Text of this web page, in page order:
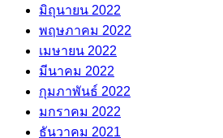
มิถุนายน 2022
พฤษภาคม 2022
เมษายน 2022
มีนาคม 2022
กุมภาพันธ์ 2022
มกราคม 2022
ธันวาคม 2021